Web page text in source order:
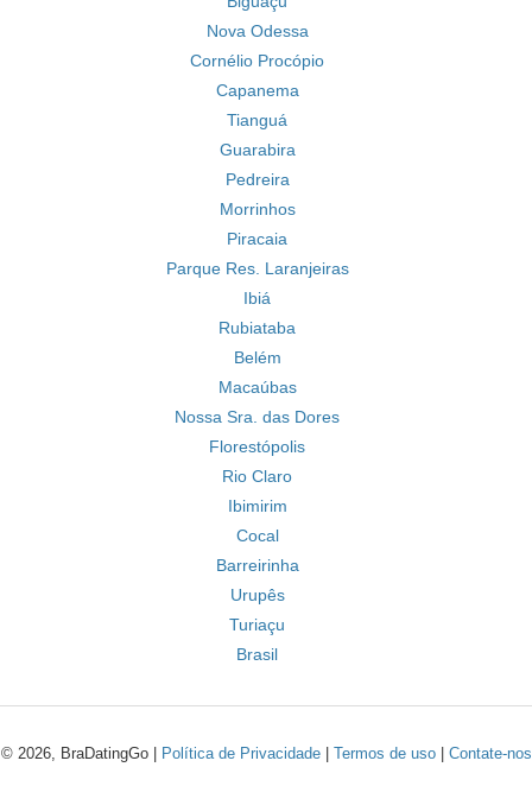
Nova Odessa
Cornélio Procópio
Capanema
Tianguá
Guarabira
Pedreira
Morrinhos
Piracaia
Parque Res. Laranjeiras
Ibiá
Rubiataba
Belém
Macaúbas
Nossa Sra. das Dores
Florestópolis
Rio Claro
Ibimirim
Cocal
Barreirinha
Urupês
Turiaçu
Brasil
© 2026, BraDatingGo | Política de Privacidade| Termos de uso| Contate-nos